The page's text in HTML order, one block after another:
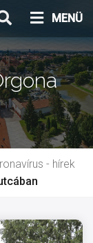
MENÜ
- hírek